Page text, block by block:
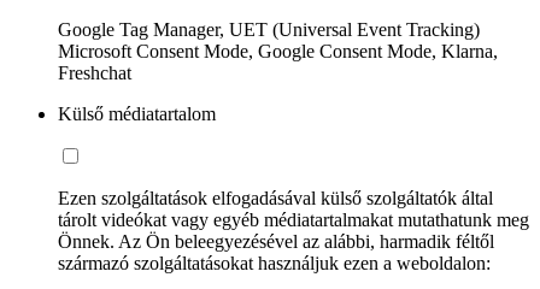
Google Tag Manager, UET (Universal Event Tracking)
Microsoft Consent Mode, Google Consent Mode, Klarna,
Freshchat
Külső médiatartalom
Ezen szolgáltatások elfogadásával külső szolgáltatók által
tárolt videókat vagy egyéb médiatartalmakat mutathatunk meg
Önnek. Az Ön beleegyezésével az alábbi, harmadik féltől
származó szolgáltatásokat használjuk ezen a weboldalon: